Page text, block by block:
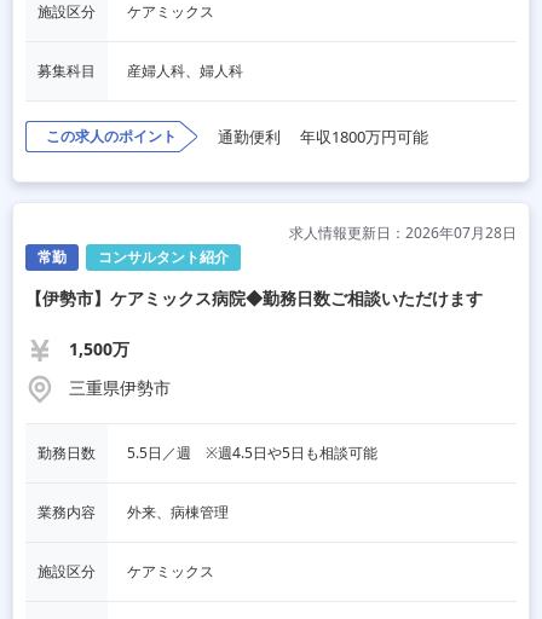
施設区分 ケアミックス
募集科目 産婦人科、婦人科
この求人のポイント 通勤便利 年収1800万円可能
常勤 コンサルタント紹介
求人情報更新日：2026年07月28日
【伊勢市】ケアミックス病院◆勤務日数ご相談いただけます
1,500万
三重県伊勢市
勤務日数 5.5日／週　※週4.5日や5日も相談可能
業務内容 外来、病棟管理
施設区分 ケアミックス